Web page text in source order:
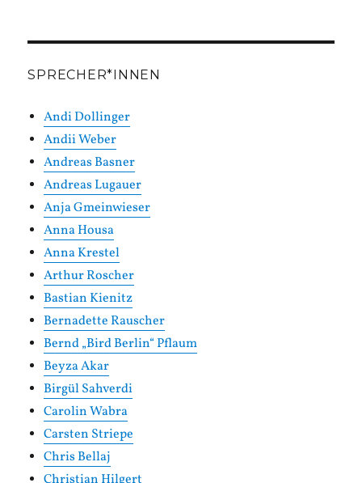
SPRECHER*INNEN
Andi Dollinger
Andii Weber
Andreas Basner
Andreas Lugauer
Anja Gmeinwieser
Anna Housa
Anna Krestel
Arthur Roscher
Bastian Kienitz
Bernadette Rauscher
Bernd „Bird Berlin“ Pflaum
Beyza Akar
Birgül Sahverdi
Carolin Wabra
Carsten Striepe
Chris Bellaj